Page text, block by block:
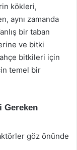
kökleri,
aynı zamanda
bir taban
ve bitki
bitkileri için
temel bir
Gereken
göz önünde